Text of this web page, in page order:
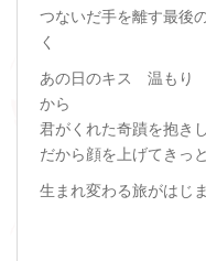
つないだ手を離す最
く
あの日のキス 温もり
から
君がくれた奇蹟を抱き
だから顔を上げてき
生まれ変わる旅がはじ